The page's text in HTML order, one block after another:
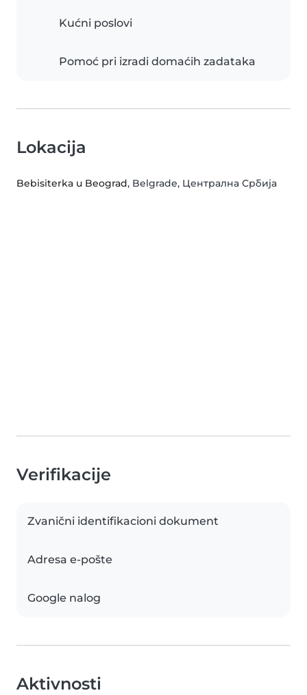
Kućni poslovi
Pomoć pri izradi domaćih zadataka
Lokacija
Bebisiterka u Beograd, Belgrade, Централна Србија
Verifikacije
Zvanični identifikacioni dokument
Adresa e-pošte
Google nalog
Aktivnosti